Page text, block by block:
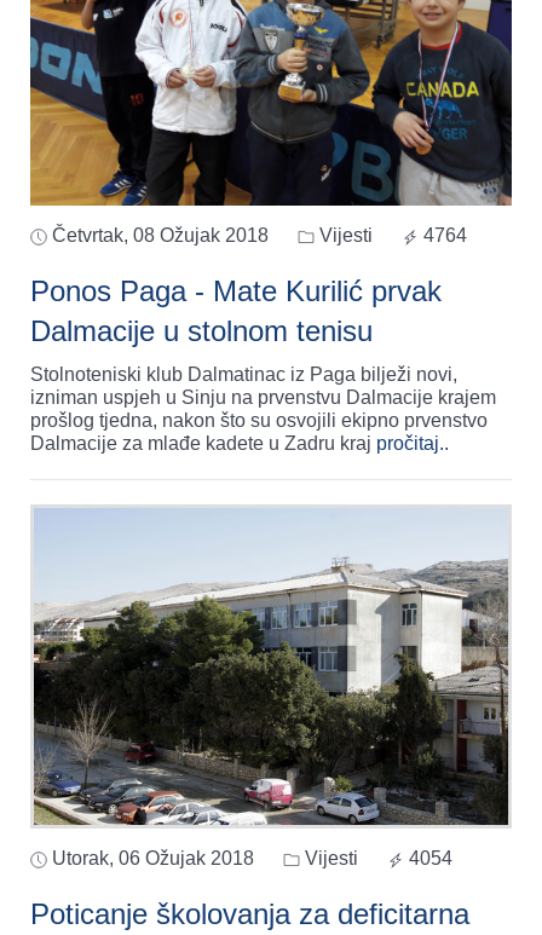
Četvrtak, 08 Ožujak 2018 Vijesti 4764
Ponos Paga - Mate Kurilić prvak
Dalmacije u stolnom tenisu
Stolnoteniski klub Dalmatinac iz Paga bilježi novi,
izniman uspjeh u Sinju na prvenstvu Dalmacije krajem
prošlog tjedna, nakon što su osvojili ekipno prvenstvo
Dalmacije za mlađe kadete u Zadru kraj pročitaj..
Utorak, 06 Ožujak 2018 Vijesti 4054
Poticanje školovanja za deficitarna